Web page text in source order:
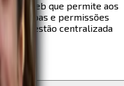
web que permite aos
equipas e permissões
uma gestão centralizada